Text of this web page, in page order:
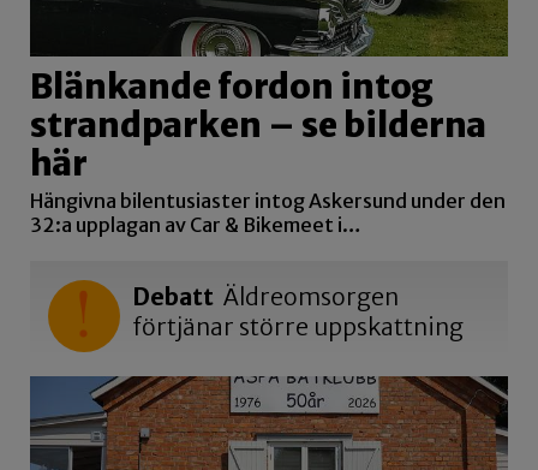
Blänkande fordon intog
strandparken – se bilderna
här
Hängivna bilentusiaster intog Askersund under den
32:a upplagan av Car & Bikemeet i…
Debatt Äldreomsorgen
förtjänar större uppskattning